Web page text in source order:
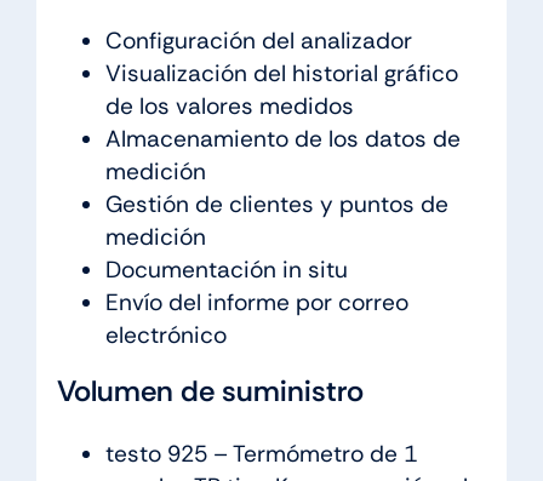
Configuración del analizador
Visualización del historial gráfico
de los valores medidos
Almacenamiento de los datos de
medición
Gestión de clientes y puntos de
medición
Documentación in situ
Envío del informe por correo
electrónico
Volumen de suministro
testo 925 – Termómetro de 1